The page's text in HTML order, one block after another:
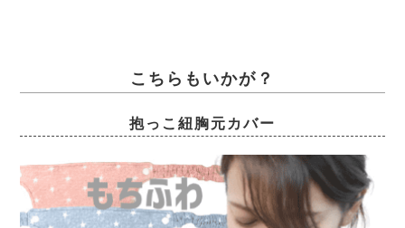
こちらもいかが？
抱っこ紐胸元カバー